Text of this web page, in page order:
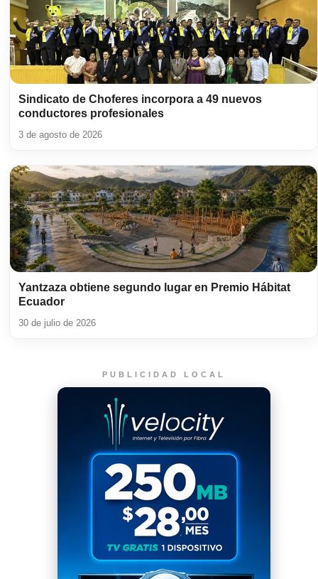
Sindicato de Choferes incorpora a 49 nuevos
conductores profesionales
3 de agosto de 2026
Yantzaza obtiene segundo lugar en Premio Hábitat
Ecuador
30 de julio de 2026
PUBLICIDAD LOCAL